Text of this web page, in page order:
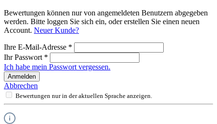
Bewertungen können nur von angemeldeten Benutzern abgegeben
werden. Bitte loggen Sie sich ein, oder erstellen Sie einen neuen
Account. Neuer Kunde?
Ihre E-Mail-Adresse *
Ihr Passwort *
Ich habe mein Passwort vergessen.
Anmelden
Abbrechen
Bewertungen nur in der aktuellen Sprache anzeigen.